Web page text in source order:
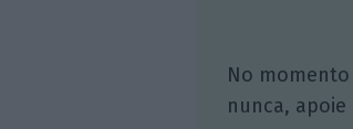
No
nunca,